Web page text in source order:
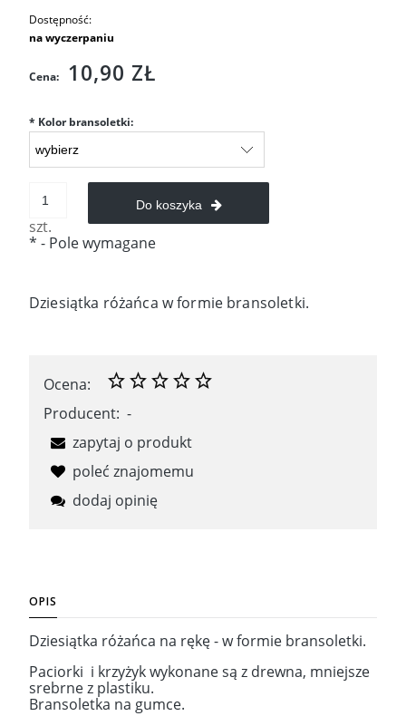
Dostępność:
na wyczerpaniu
Cena: 10,90 ZŁ
* Kolor bransoletki:
szt.
Do koszyka
* - Pole wymagane
Dziesiątka różańca w formie bransoletki.
Ocena:
Producent: -
zapytaj o produkt
poleć znajomemu
dodaj opinię
OPIS
Dziesiątka różańca na rękę - w formie bransoletki.
Paciorki i krzyżyk wykonane są z drewna, mniejsze
srebrne z plastiku.
Bransoletka na gumce.